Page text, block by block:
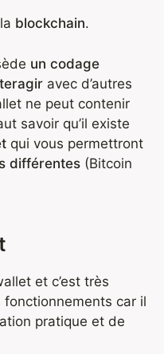
blockchain.
un codage
avec d’autres
ne peut contenir
savoir qu’il existe
qui vous permettront
différentes (Bitcoin
et c’est très
car il
pratique et de